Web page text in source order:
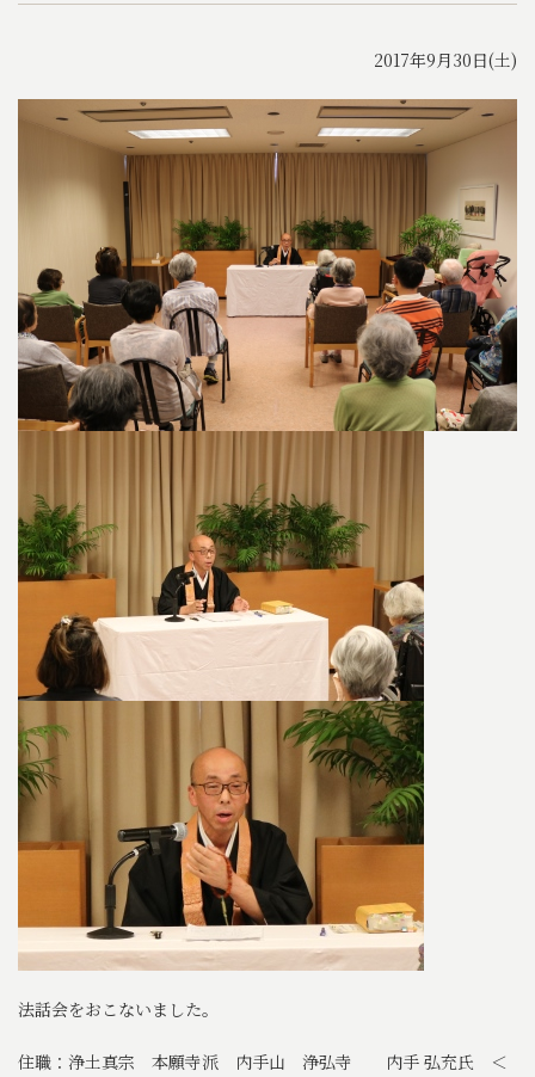
2017年9月30日(土)
法話会をおこないました。
住職：浄土真宗 本願寺派 内手山 浄弘寺 内手 弘充氏 ＜